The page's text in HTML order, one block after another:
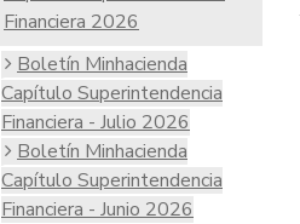
Financiera 2026
Boletín Minhacienda
Capítulo Superintendencia
Financiera - Julio 2026
Boletín Minhacienda
Capítulo Superintendencia
Financiera - Junio 2026